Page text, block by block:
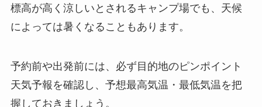
標高が高く涼しいとされるキャンプ場でも、天候
によっては暑くなることもあります。
予約前や出発前には、必ず目的地のピンポイント
天気予報を確認し、予想最高気温・最低気温を把
握しておきましょう。